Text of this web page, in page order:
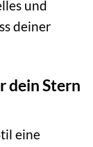
und
deiner
dein Stern
eine